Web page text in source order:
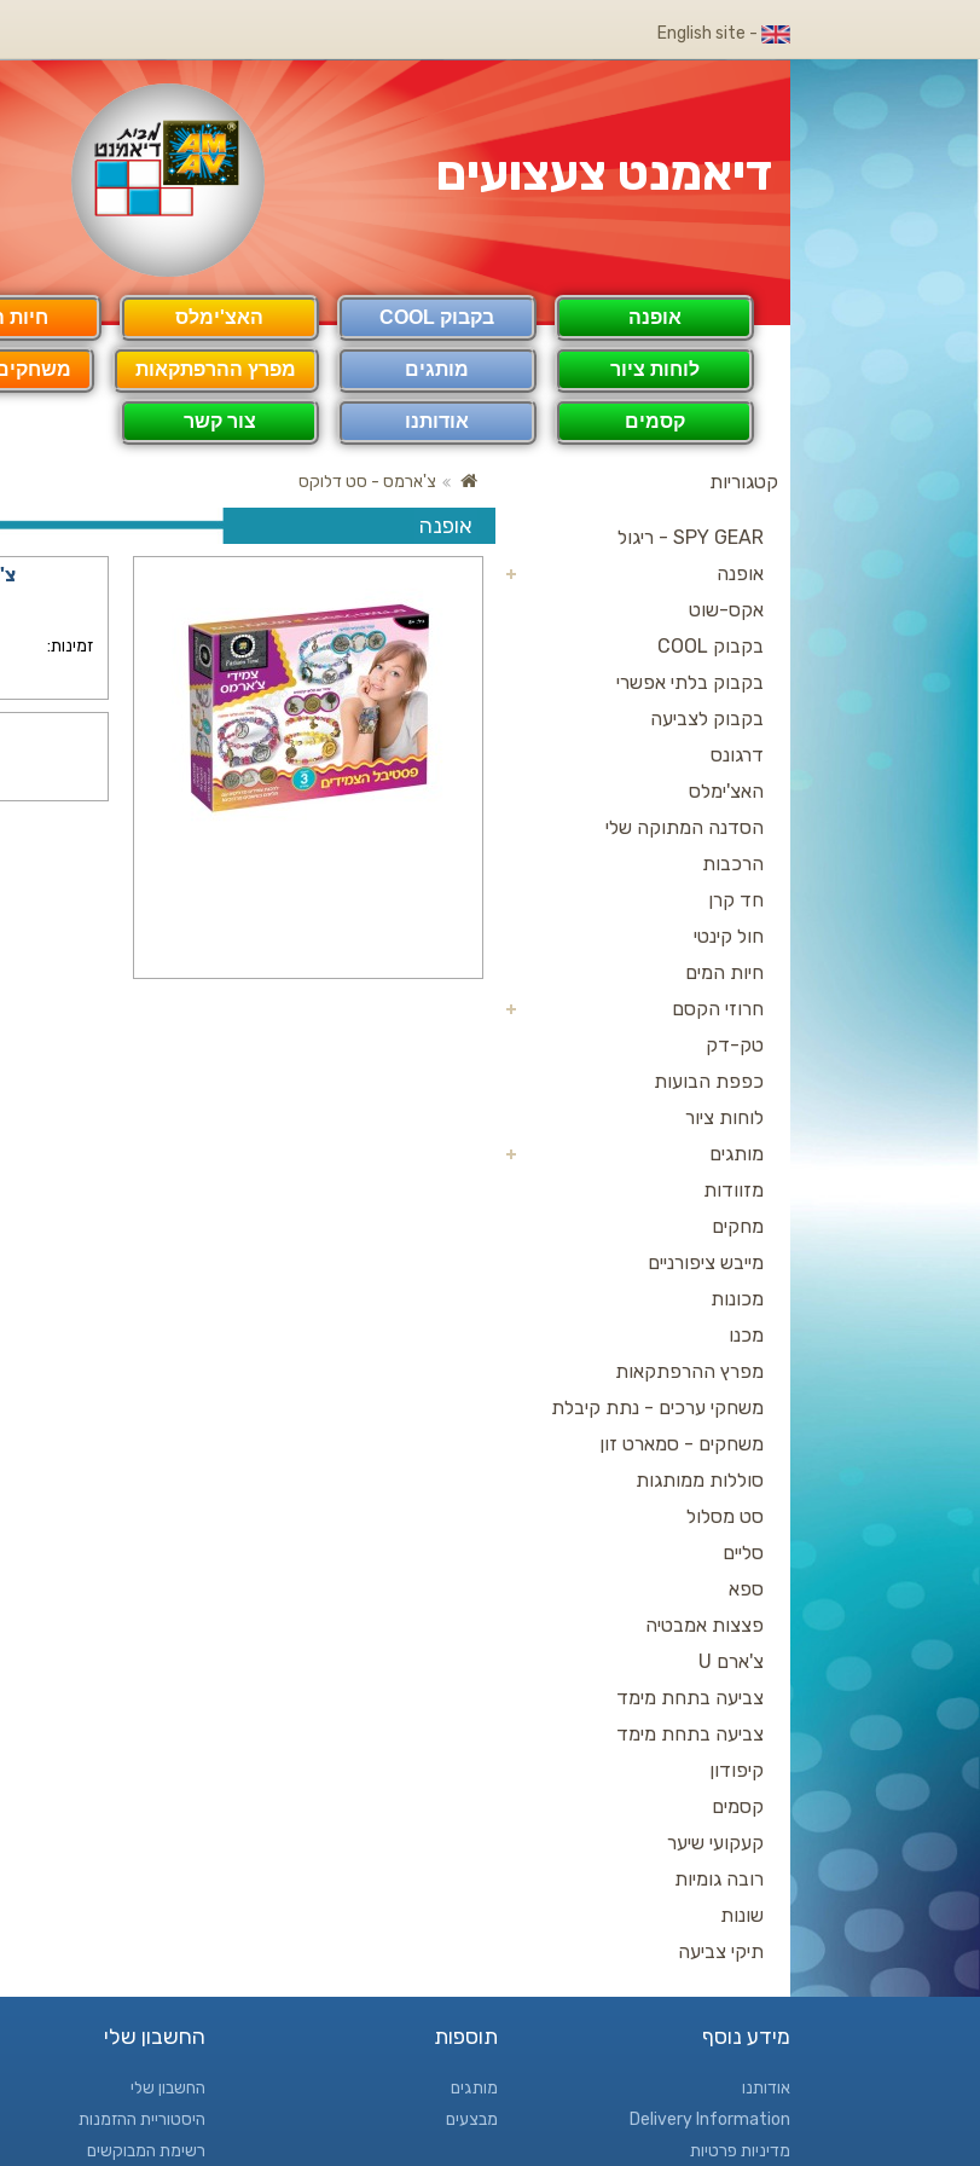
- English site
דיאמנט צעצועים
אופנה בקבוק COOL האצ'ימלס חיות
לוחות ציור מותגים מפרץ ההרפתקאות
קסמים אודותנו צור קשר
קטגוריות
SPY GEAR - ריגול
אופנה
אקס-שוט
בקבוק COOL
בקבוק בלתי אפשרי
בקבוק לצביעה
דרגונס
האצ'ימלס
הסדנה המתוקה שלי
הרכבות
חד קרן
חול קינטי
חיות המים
חרוזי הקסם
טק-דק
כפפת הבועות
לוחות ציור
מותגים
מזוודות
מחקים
מייבש ציפורניים
מכונות
מכנו
מפרץ ההרפתקאות
משחקי ערכים - נתת קיבלת
משחקים - סמארט זון
סוללות ממותגות
סט מסלול
סליים
ספא
פצצות אמבטיה
צ'ארם U
צביעה בתחת מימד
צביעה בתחת מימד
קיפודון
קסמים
קעקועי שיער
רובה גומיות
שונות
תיקי צביעה
צ'ארמס - סט דלוקס
אופנה
זמינות:
מידע נוסף
אודותנו
Delivery Information
מדיניות פרטיות
תוספות
מותגים
מבצעים
החשבון שלי
החשבון שלי
היסטוריית ההזמנות
רשימת המבוקשים